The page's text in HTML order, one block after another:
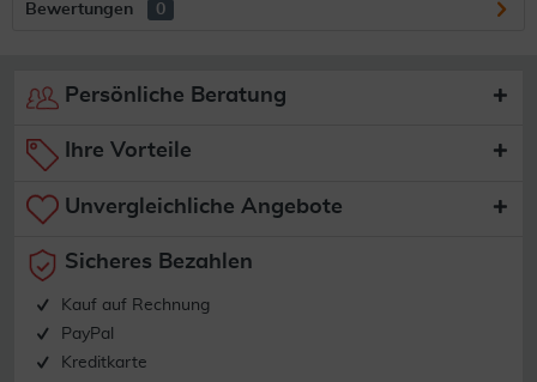
Bewertungen 0
Persönliche Beratung
Ihre Vorteile
Unvergleichliche Angebote
Sicheres Bezahlen
Kauf auf Rechnung
PayPal
Kreditkarte